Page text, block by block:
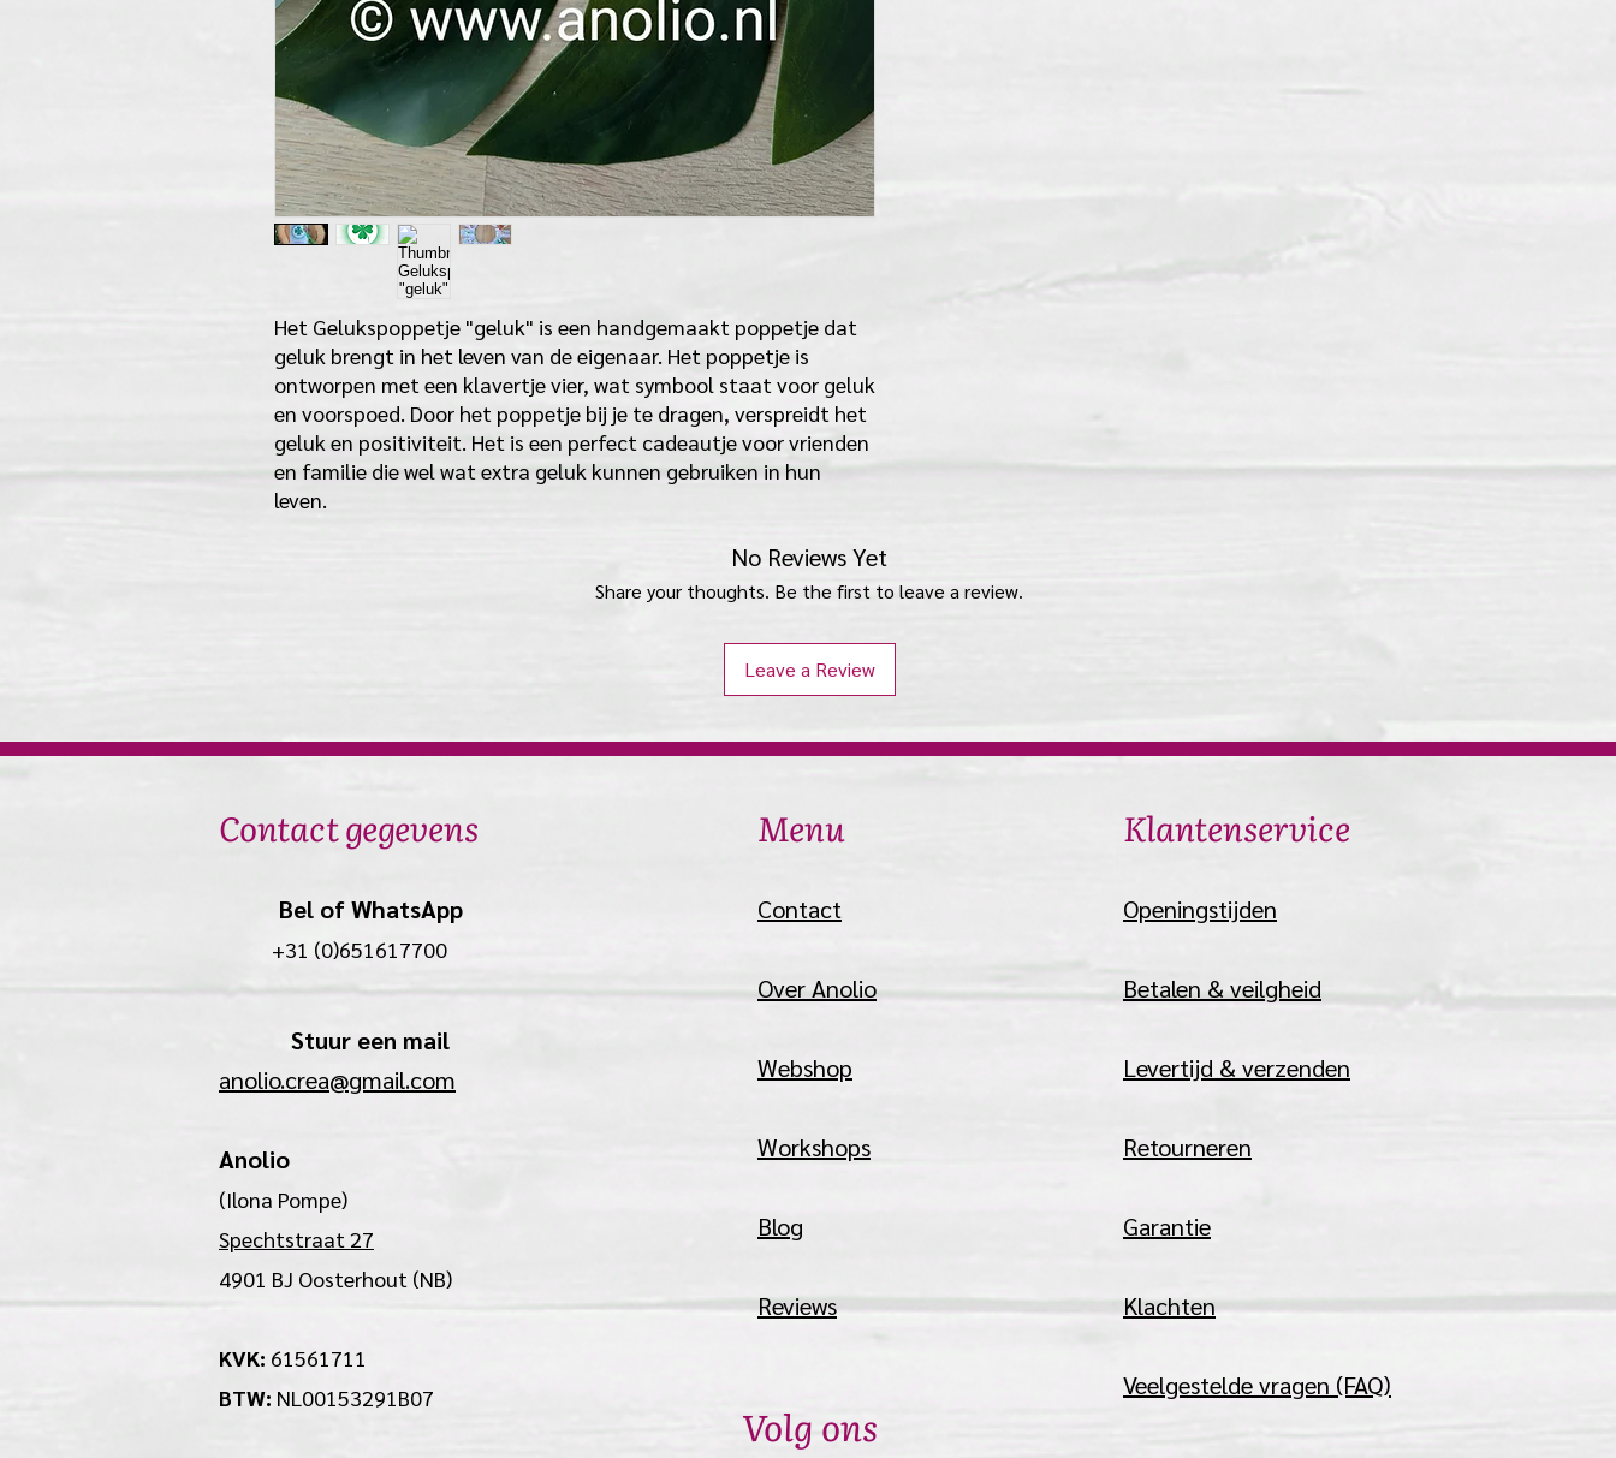
Het Gelukspoppetje "geluk" is een handgemaakt poppetje dat
geluk brengt in het leven van de eigenaar. Het poppetje is
ontworpen met een klavertje vier, wat symbool staat voor geluk
en voorspoed. Door het poppetje bij je te dragen, verspreidt het
geluk en positiviteit. Het is een perfect cadeautje voor vrienden
en familie die wel wat extra geluk kunnen gebruiken in hun
leven.
No Reviews Yet
Share your thoughts. Be the first to leave a review.
Leave a Review
Contact gegevens
Bel of WhatsApp
+31 (0)651617700
Stuur een mail
anolio.crea@gmail.com
Anolio
(Ilona Pompe)
Spechtstraat 27
4901 BJ Oosterhout (NB)
KVK: 61561711
BTW: NL00153291B07
Menu
Contact
Over Anolio
Webshop
Workshops
Blog
Reviews
Volg ons
​Klantenservice
​Openingstijden
Betalen & veilgheid
Levertijd & verzenden
Retourneren
Garantie
Klachten
Veelgestelde vragen (FAQ)